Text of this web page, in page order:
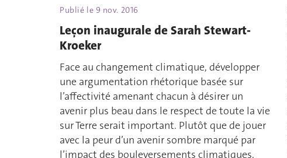
Publié le 9 nov. 2016
Leçon inaugurale de Sarah Stewart-
Kroeker
Face au changement climatique, développer
une argumentation rhétorique basée sur
l’affectivité amenant chacun à désirer un
avenir plus beau dans le respect de toute la vie
sur Terre serait important. Plutôt que de jouer
avec la peur d’un avenir sombre marqué par
l’impact des bouleversements climatiques,